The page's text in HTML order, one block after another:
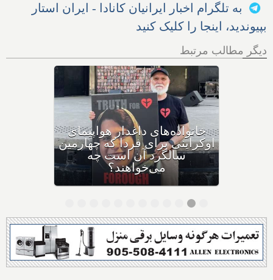
به تلگرام اخبار ایرانیان کانادا - ایران استار
بپیوندید، اینجا را کلیک کنید
دیگر مطالب مرتبط
دعوا در دادگاه بالا گرفت: کانادا
و متحدانش، جمهوری اسلامی
را به دلیل سرنگونی پرواز
اوکراینی به دیوان بین‌المللی
دادگستری لاهه می‌برند